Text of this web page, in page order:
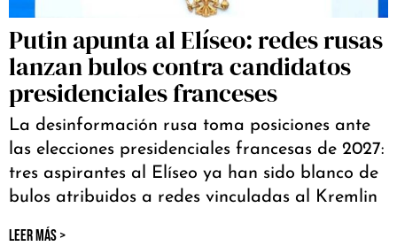
Putin apunta al Elíseo: redes rusas
lanzan bulos contra candidatos
presidenciales franceses
La desinformación rusa toma posiciones ante
las elecciones presidenciales francesas de 2027:
tres aspirantes al Elíseo ya han sido blanco de
bulos atribuidos a redes vinculadas al Kremlin
LEER MÁS >